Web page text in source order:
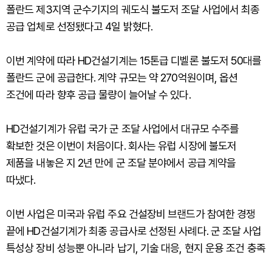
폴란드 제3지역 군수기지의 궤도식 불도저 조달 사업에서 최종
공급 업체로 선정됐다고 4일 밝혔다.
이번 계약에 따라 HD건설기계는 15톤급 디벨론 불도저 50대를
폴란드 군에 공급한다. 계약 규모는 약 270억원이며, 옵션
조건에 따라 향후 공급 물량이 늘어날 수 있다.
HD건설기계가 유럽 국가 군 조달 사업에서 대규모 수주를
확보한 것은 이번이 처음이다. 회사는 유럽 시장에 불도저
제품을 내놓은 지 2년 만에 군 조달 분야에서 공급 계약을
따냈다.
이번 사업은 미국과 유럽 주요 건설장비 브랜드가 참여한 경쟁
끝에 HD건설기계가 최종 공급사로 선정된 사례다. 군 조달 사업
특성상 장비 성능뿐 아니라 납기, 기술 대응, 현지 운용 조건 충족